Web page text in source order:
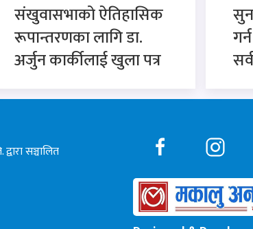
संखुवासभाको ऐतिहासिक
रूपान्तरणका लागि डा.
अर्जुन कार्कीलाई खुला पत्र
सञ्चालित